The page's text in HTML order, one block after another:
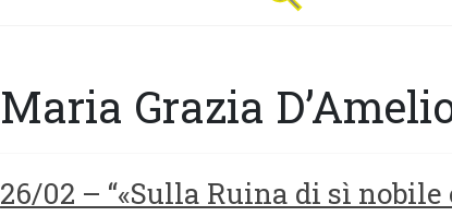
Maria Grazia
26/02 – “«Sulla Ruina di sì